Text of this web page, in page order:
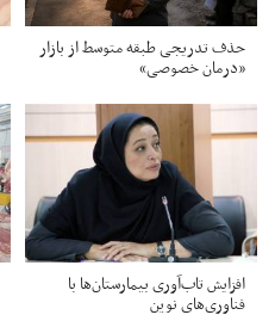
حذف تدریجی طبقه متوسط از بازار
«درمان خصوصی»
افزایش تاب‌آوری بیمارستان‌ها با
فناوری‌های نوین